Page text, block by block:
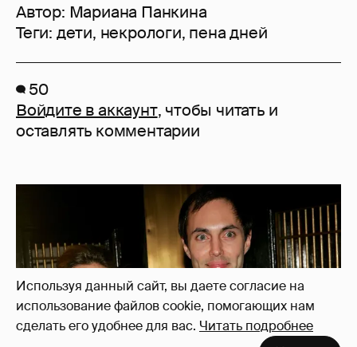
Используя данный сайт, вы даете согласие на
использование файлов cookie, помогающих нам
сделать его удобнее для вас. Читать подробнее
Автор: Мариана Панкина
Теги: дети, некрологи, пена дней
50
Войдите в аккаунт, чтобы читать и
оставлять комментарии